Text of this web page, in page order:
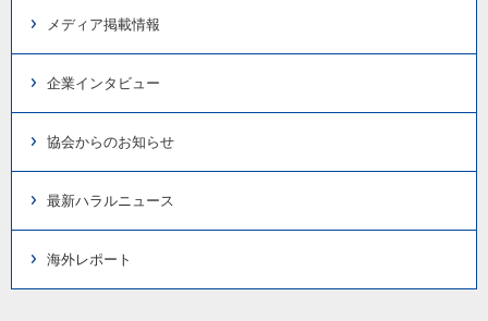
メディア掲載情報
企業インタビュー
協会からのお知らせ
最新ハラルニュース
海外レポート